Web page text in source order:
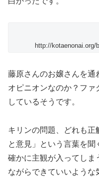
http://kotaenonai.org/
藤原さんのお嬢さんを通
オピニオンなのか？ファ
しているそうです。
キリンの問題、どれも正
と意見」という言葉を
確かに主観が入ってしま
ながらできていいような